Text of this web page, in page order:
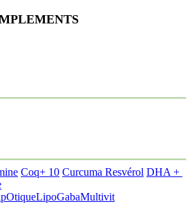
Coq+ 10 Curcuma Resvérol DHA +
LipoGabaMultivit